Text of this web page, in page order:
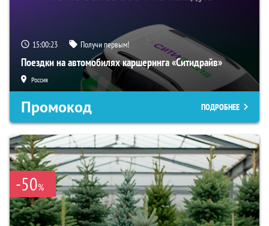
15:00:21 Получи первым!
Поездки на автомобилях каршеринга «Ситидрайв»
Россия
Промокод ПОДРОБНЕЕ
-50%